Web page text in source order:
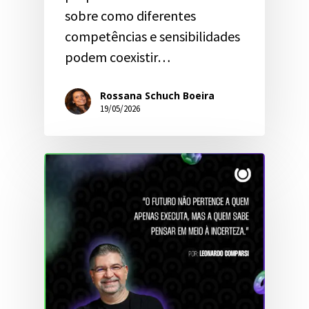
sobre como diferentes
competências e sensibilidades
podem coexistir…
Rossana Schuch Boeira
19/05/2026